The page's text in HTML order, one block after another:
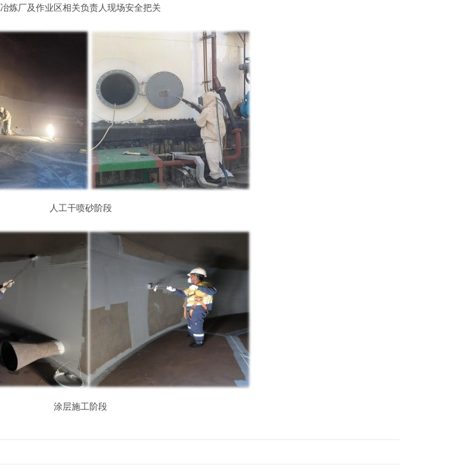
冶炼厂及作业区相关负责人现场安全把关
人工干喷砂阶段
涂层施工阶段